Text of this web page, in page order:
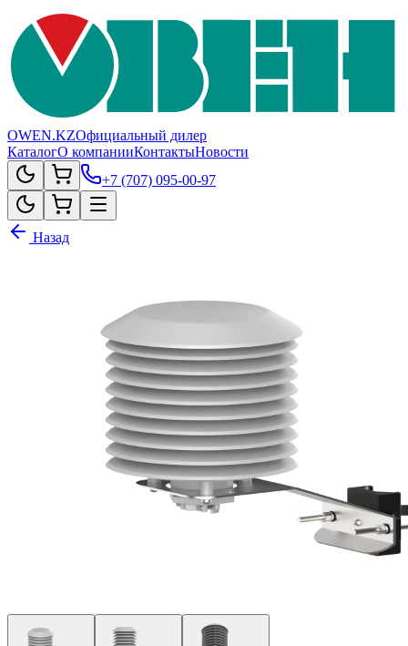
OWEN.KZОфициальный дилер
КаталогО компанииКонтактыНовости
+7 (707) 095-00-97
Назад